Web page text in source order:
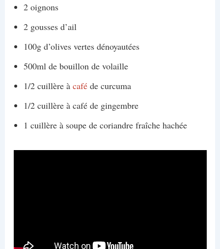
2 oignons
2 gousses d’ail
100g d’olives vertes dénoyautées
500ml de bouillon de volaille
1/2 cuillère à caféde curcuma
1/2 cuillère à café de gingembre
1 cuillère à soupe de coriandre fraîche hachée